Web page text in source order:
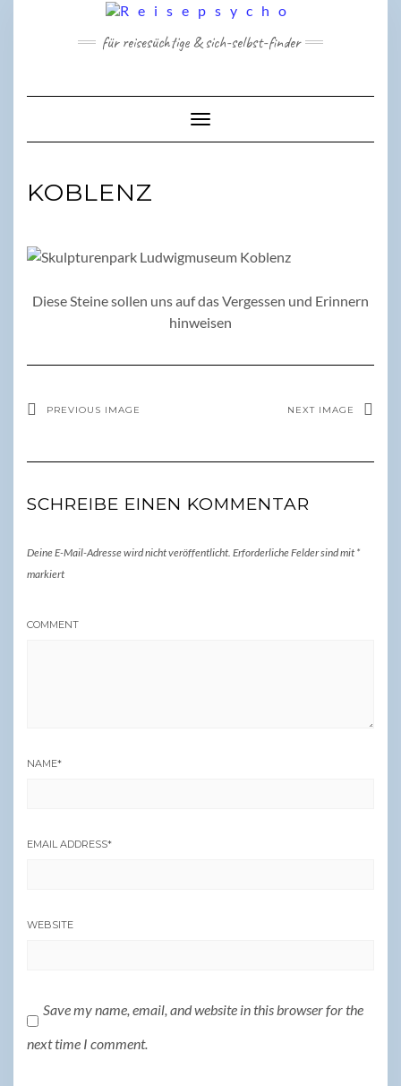
für reisesüchtige & sich-selbst-finder
Toggle Navigation
KOBLENZ
Diese Steine sollen uns auf das Vergessen und Erinnern
hinweisen
PREVIOUS IMAGE NEXT IMAGE
SCHREIBE EINEN KOMMENTAR
Deine E-Mail-Adresse wird nicht veröffentlicht. Erforderliche Felder sind mit *
markiert
COMMENT
NAME*
EMAIL ADDRESS*
WEBSITE
Save my name, email, and website in this browser for the
next time I comment.